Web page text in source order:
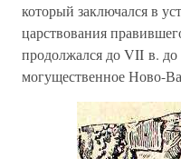
который заключался в
царствования
продолжался до VII в. до
могущественное Ново-